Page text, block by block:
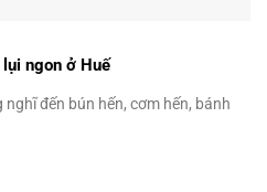
ngon ở Huế
đến bún hến, cơm hến, bánh